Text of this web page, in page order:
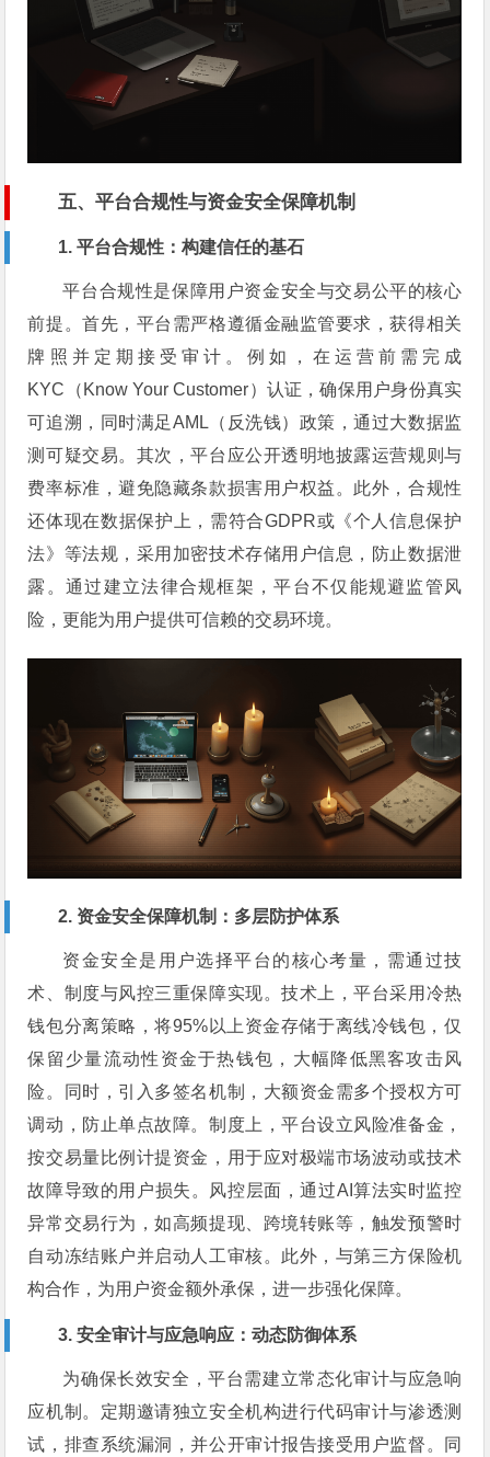
五、平台合规性与资金安全保障机制
1. 平台合规性：构建信任的基石
平台合规性是保障用户资金安全与交易公平的核心
前提。首先，平台需严格遵循金融监管要求，获得相关
牌照并定期接受审计。例如，在运营前需完成
KYC（Know Your Customer）认证，确保用户身份真实
可追溯，同时满足AML（反洗钱）政策，通过大数据监
测可疑交易。其次，平台应公开透明地披露运营规则与
费率标准，避免隐藏条款损害用户权益。此外，合规性
还体现在数据保护上，需符合GDPR或《个人信息保护
法》等法规，采用加密技术存储用户信息，防止数据泄
露。通过建立法律合规框架，平台不仅能规避监管风
险，更能为用户提供可信赖的交易环境。
2. 资金安全保障机制：多层防护体系
资金安全是用户选择平台的核心考量，需通过技
术、制度与风控三重保障实现。技术上，平台采用冷热
钱包分离策略，将95%以上资金存储于离线冷钱包，仅
保留少量流动性资金于热钱包，大幅降低黑客攻击风
险。同时，引入多签名机制，大额资金需多个授权方可
调动，防止单点故障。制度上，平台设立风险准备金，
按交易量比例计提资金，用于应对极端市场波动或技术
故障导致的用户损失。风控层面，通过AI算法实时监控
异常交易行为，如高频提现、跨境转账等，触发预警时
自动冻结账户并启动人工审核。此外，与第三方保险机
构合作，为用户资金额外承保，进一步强化保障。
3. 安全审计与应急响应：动态防御体系
为确保长效安全，平台需建立常态化审计与应急响
应机制。定期邀请独立安全机构进行代码审计与渗透测
试，排查系统漏洞，并公开审计报告接受用户监督。同